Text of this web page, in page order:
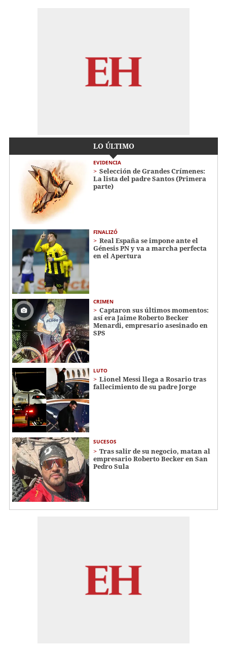
LO ÚLTIMO
EVIDENCIA
Selección de Grandes Crímenes:
La lista del padre Santos (Primera
parte)
FINALIZÓ
Real España se impone ante el
Génesis PN y va a marcha perfecta
en el Apertura
CRIMEN
Captaron sus últimos momentos:
así era Jaime Roberto Becker
Menardi​​​, empresario asesinado en
SPS
LUTO
Lionel Messi llega a Rosario tras
fallecimiento de su padre Jorge
SUCESOS
Tras salir de su negocio, matan al
empresario Roberto Becker en San
Pedro Sula